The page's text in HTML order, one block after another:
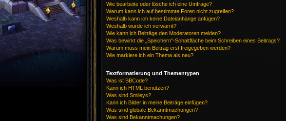
Wie bearbeite oder lösche ich eine Umfrage?
Warum kann ich auf bestimmte Foren nicht zugreifen?
Weshalb kann ich keine Dateianhänge anfügen?
Weshalb wurde ich verwarnt?
Wie kann ich Beiträge den Moderatoren melden?
Was bewirkt die „Speichern“-Schaltfläche beim Schreiben eines Beitrags?
Warum muss mein Beitrag erst freigegeben werden?
Wie markiere ich ein Thema als neu?
Textformatierung und Thementypen
Was ist BBCode?
Kann ich HTML benutzen?
Was sind Smileys?
Kann ich Bilder in meine Beiträge einfügen?
Was sind globale Bekanntmachungen?
Was sind Bekanntmachungen?